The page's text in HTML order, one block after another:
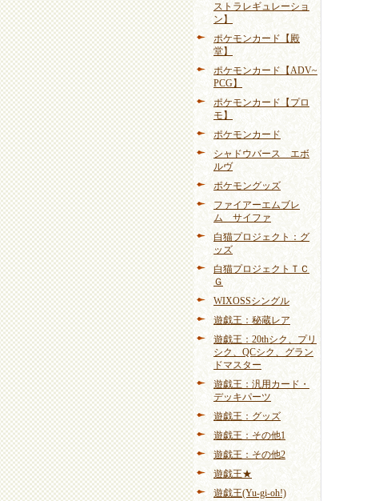
ストラレギュレーショ
ン】
ポケモンカード【殿
堂】
ポケモンカード【ADV~
PCG】
ポケモンカード【プロ
モ】
ポケモンカード
シャドウバース エボ
ルヴ
ポケモングッズ
ファイアーエムブレ
ム サイファ
白猫プロジェクト：グ
ッズ
白猫プロジェクトＴＣ
Ｇ
WIXOSSシングル
遊戯王：秘蔵レア
遊戯王：20thシク、プリ
シク、QCシク、グラン
ドマスター
遊戯王：汎用カード・
デッキパーツ
遊戯王：グッズ
遊戯王：その他1
遊戯王：その他2
遊戯王★
遊戯王(Yu-gi-oh!)